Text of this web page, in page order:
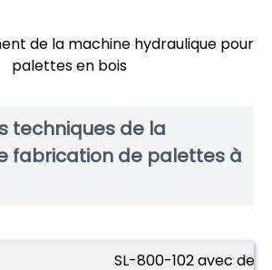
de la machine hydraulique pour
palettes en bois
techniques de la
fabrication de palettes à
SL-800-102 avec